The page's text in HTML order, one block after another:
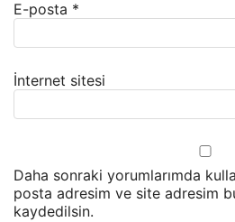
E-posta *
İnternet sitesi
Daha sonraki yorumlarımda
posta adresim ve site adresim
kaydedilsin.